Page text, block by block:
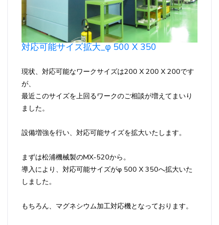
対応可能サイズ拡大_φ 500 X 350
現状、対応可能なワークサイズは200 X 200 X 200です
が、
最近このサイズを上回るワークのご相談が増えてまいり
ました。
設備増強を行い、対応可能サイズを拡大いたします。
まずは松浦機械製のMX-520から。
導入により、対応可能サイズがφ 500 X 350へ拡大いた
しました。
もちろん、マグネシウム加工対応機となっております。